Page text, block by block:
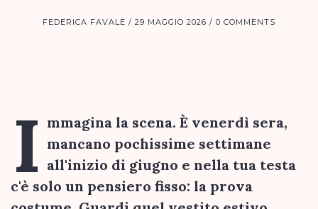
FEDERICA FAVALE 29 MAGGIO 2026 0 COMMENTS
I mmagina la scena. È venerdì sera,
mancano pochissime settimane
all'inizio di giugno e nella tua testa
c'è solo un pensiero fisso: la prova